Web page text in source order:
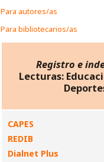
Para autores/as
Para bibliotecarios/as
Registro e
Lecturas:
CAPES
REDIB
Dialnet Plus